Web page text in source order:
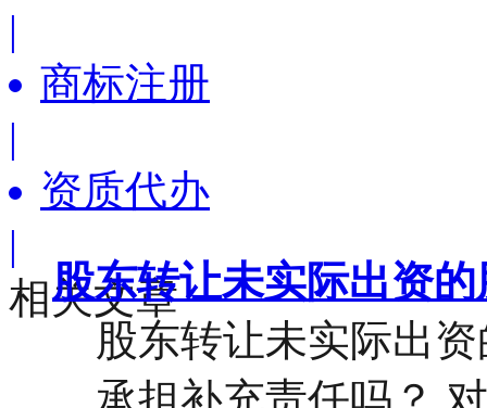
|
商标注册
|
资质代办
|
相关文章
股东转让未实际出资
股东转让未实际出